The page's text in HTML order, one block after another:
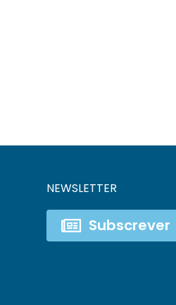
NEWSLETTER
Subscrever